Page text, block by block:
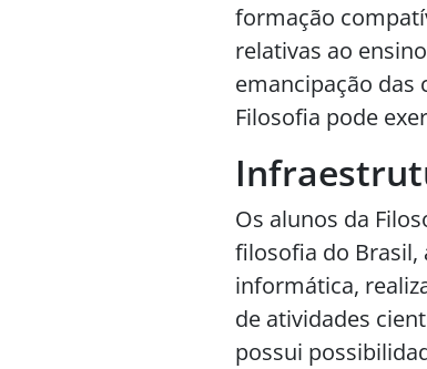
formação
relativas ao
emancipação das
Filosofia pode
Os alunos da
filosofia do Brasil,
informática,
de atividades
possui